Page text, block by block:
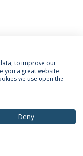
& Condições
to improve our
you a great website
we use open the
Deny